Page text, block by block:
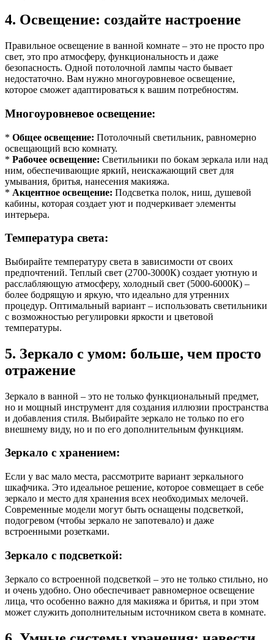
4. Освещение: создайте настроение
Правильное освещение в ванной комнате – это не просто про
свет, это про атмосферу, функциональность и даже
безопасность. Одной потолочной лампы часто бывает
недостаточно. Вам нужно многоуровневое освещение,
которое сможет адаптироваться к вашим потребностям.
Многоуровневое освещение:
* Общее освещение: Потолочный светильник, равномерно
освещающий всю комнату.
* Рабочее освещение: Светильники по бокам зеркала или над
ним, обеспечивающие яркий, неискажающий свет для
умывания, бритья, нанесения макияжа.
* Акцентное освещение: Подсветка полок, ниш, душевой
кабины, которая создает уют и подчеркивает элементы
интерьера.
Температура света:
Выбирайте температуру света в зависимости от своих
предпочтений. Теплый свет (2700-3000К) создает уютную и
расслабляющую атмосферу, холодный свет (5000-6000К) –
более бодрящую и яркую, что идеально для утренних
процедур. Оптимальный вариант – использовать светильники
с возможностью регулировки яркости и цветовой
температуры.
5. Зеркало с умом: больше, чем просто
отражение
Зеркало в ванной – это не только функциональный предмет,
но и мощный инструмент для создания иллюзии пространства
и добавления стиля. Выбирайте зеркало не только по его
внешнему виду, но и по его дополнительным функциям.
Зеркало с хранением:
Если у вас мало места, рассмотрите вариант зеркального
шкафчика. Это идеальное решение, которое совмещает в себе
зеркало и место для хранения всех необходимых мелочей.
Современные модели могут быть оснащены подсветкой,
подогревом (чтобы зеркало не запотевало) и даже
встроенными розетками.
Зеркало с подсветкой:
Зеркало со встроенной подсветкой – это не только стильно, но
и очень удобно. Оно обеспечивает равномерное освещение
лица, что особенно важно для макияжа и бритья, и при этом
может служить дополнительным источником света в комнате.